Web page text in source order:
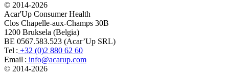
© 2014-2026
Acar'Up Consumer Health
Clos Chapelle-aux-Champs 30B
1200 Bruksela (Belgia)
BE 0567.583.523 (Acar’Up SRL)
Tel : +32 (0)2 880 62 60
Email : info@acarup.com
© 2014-2026